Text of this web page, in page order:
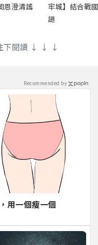
恩澄清謠
牢城】結合戰
謎
下閱讀 ↓ ↓ ↓
用一個瘦一個
Recommended by